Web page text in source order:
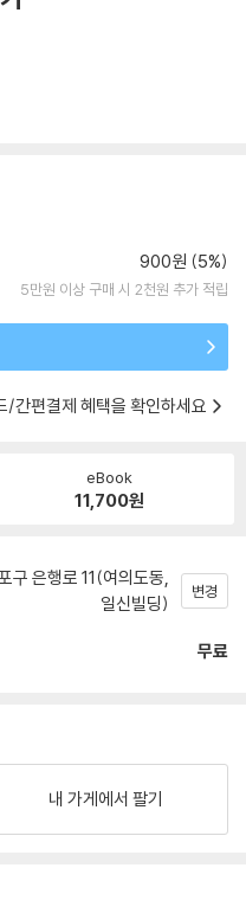
900원 (5%)
5만원 이상 구매 시 2천원 추가 적립
/간편결제 혜택을 확인하세요
eBook
11,700원
구 은행로 11(여의도동,
일신빌딩)
변경
무료
내 가게에서 팔기